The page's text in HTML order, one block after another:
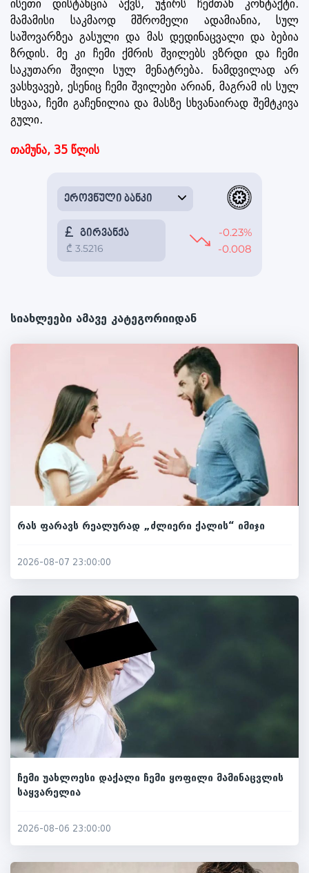
ისეთი დისტანცია აქვს, უჭირს ჩემთან კონტაქტი.
მამამისი საკმაოდ მშრომელი ადამიანია, სულ
საშოვარზეა გასული და მას დედინაცვალი და ბებია
ზრდის. მე კი ჩემი ქმრის შვილებს ვზრდი და ჩემი
საკუთარი შვილი სულ მენატრება. ნამდვილად არ
ვასხვავებ, ესენიც ჩემი შვილები არიან, მაგრამ ის სულ
სხვაა, ჩემი გაჩენილია და მასზე სხვანაირად შემტკივა
გული.
თამუნა, 35 წლის
სიახლეები ამავე კატეგორიიდან
რას ფარავს რეალურად „ძლიერი ქალის“ იმიჯი
2026-08-07 23:00:00
ჩემი უახლოესი დაქალი ჩემი ყოფილი მამინაცვლის
საყვარელია
2026-08-06 23:00:00